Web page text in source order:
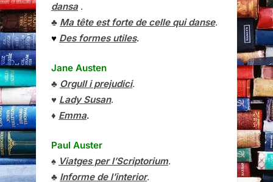
dansa.
♣ Ma tête est forte de celle qui danse.
♥ Des formes utiles.
Jane Austen
♣ Orgull i prejudici.
♥ Lady Susan.
♦ Emma.
Paul Auster
♠ Viatges per l’Scriptorium.
♣ Informe de l’interior.